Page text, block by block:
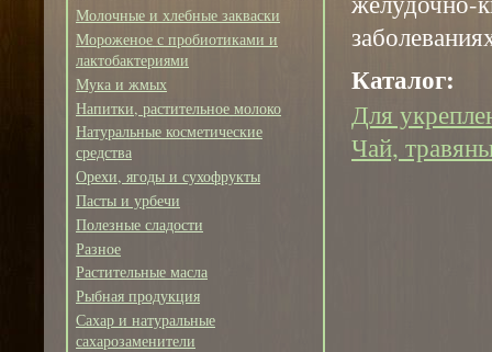
Молочные и хлебные закваски
Мороженое с пробиотиками и
лактобактериями
Мука и жмых
Напитки, растительное молоко
Натуральные косметические
средства
Орехи, ягоды и сухофрукты
Пасты и урбечи
Полезные сладости
Разное
Растительные масла
Рыбная продукция
Сахар и натуральные
сахарозаменители
Каталог:
Для
Чай,